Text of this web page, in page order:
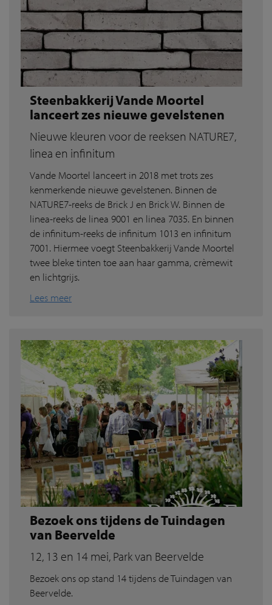
Steenbakkerij Vande Moortel
lanceert zes nieuwe gevelstenen
Nieuwe kleuren voor de reeksen NATURE7,
linea en infinitum
Vande Moortel lanceert in 2018 met trots zes
kenmerkende nieuwe gevelstenen. Binnen de
NATURE7-reeks de Brick J en Brick W. Binnen de
linea-reeks de linea 9001 en linea 7035. En binnen
de infinitum-reeks de infinitum 1013 en infinitum
7001. Hiermee voegt Steenbakkerij Vande Moortel
twee bleke tinten toe aan haar gamma, crèmewit
en lichtgrijs.
Lees meer
Bezoek ons tijdens de Tuindagen
van Beervelde
12, 13 en 14 mei, Park van Beervelde
Bezoek ons op stand 14 tijdens de Tuindagen van
Beervelde.